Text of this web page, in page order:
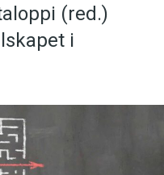
(red.)
i